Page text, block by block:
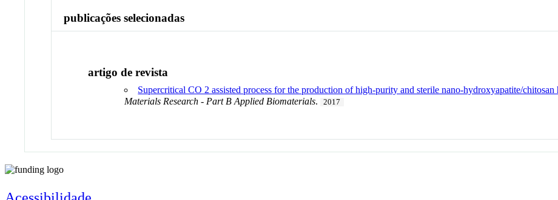
publicações selecionadas
artigo de revista
Supercritical CO 2 assisted process for the production of high-purity and sterile nano-hydroxyapatite/
Materials Research - Part B Applied Biomaterials. 2017